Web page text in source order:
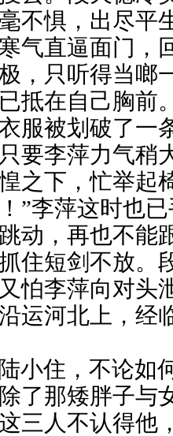
不惧，出尽平
气直逼面门，
，只听得当啷
抵在自己胸前
服被划破了一
要李萍力气稍
之下，忙举起
”李萍这时也
动，再也不能
住短剑不放。
怕李萍向对头
运河北上，经
小住，不论如
了那矮胖子与
三人不认得他